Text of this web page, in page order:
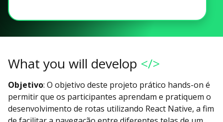
What you will develop </>
Objetivo: O objetivo deste projeto prático hands-on é
permitir que os participantes aprendam e pratiquem o
desenvolvimento de rotas utilizando React Native, a fim